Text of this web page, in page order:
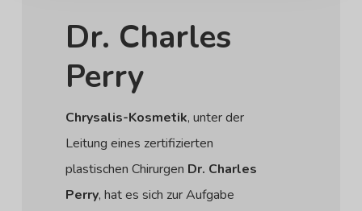
Dr. Charles
Perry
Chrysalis-Kosmetik, unter der
Leitung eines zertifizierten
plastischen Chirurgen Dr. Charles
Perry, hat es sich zur Aufgabe